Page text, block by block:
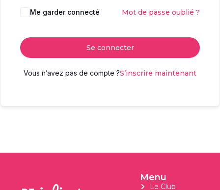
Me garder connecté Mot de passe oublié ?
Se connecter
Vous n’avez pas de compte ?S’inscrire maintenant
Menu
Le Club